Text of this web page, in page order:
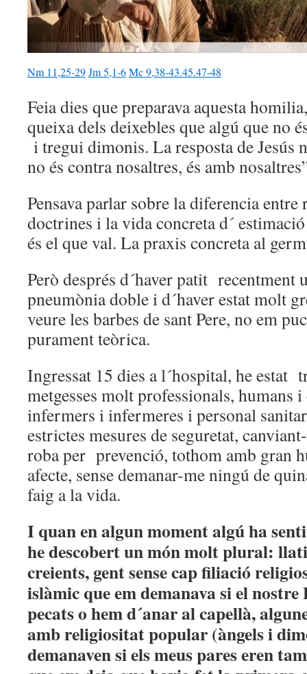
Nm 11,25-29Jm 5,1-6Mc 9,38-43.45.47-48
Feia dies que preparava aquesta
queixa dels deixebles que algú que no
i tregui dimonis. La resposta de Jesús
no és contra nosaltres, és amb
Pensava parlar sobre la diferencia
doctrines i la vida concreta d´
és el que val. La praxis concreta al
Però després d´haver patit recentment
pneumònia doble i d´haver estat molt
veure les barbes de sant Pere, no em
purament teòrica.
Ingressat 15 dies a l´hospital, he estat
metgesses molt professionals, humans
infermers i infermeres i personal
estrictes mesures de seguretat,
roba per prevenció, tothom amb gran
afecte, sense demanar-me ningú de
faig a la vida.
I quan en algun moment algú ha
he descobert un món molt plural:
creients, gent sense cap filiació
islàmic que em demanava si el nostre
pecats o hem d´anar al capellà,
amb religiositat popular (àngels i
demanaven si els meus pares eren